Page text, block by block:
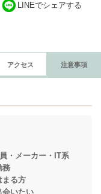
LINEでシェアする
アクセス 注意事項
・メーカー・IT系
方
いたい